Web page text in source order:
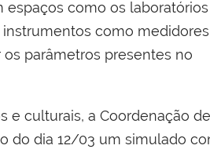
como os
como
parâmetros presentes no
e culturais, a Coordenação de
do dia 12/03 um simulado